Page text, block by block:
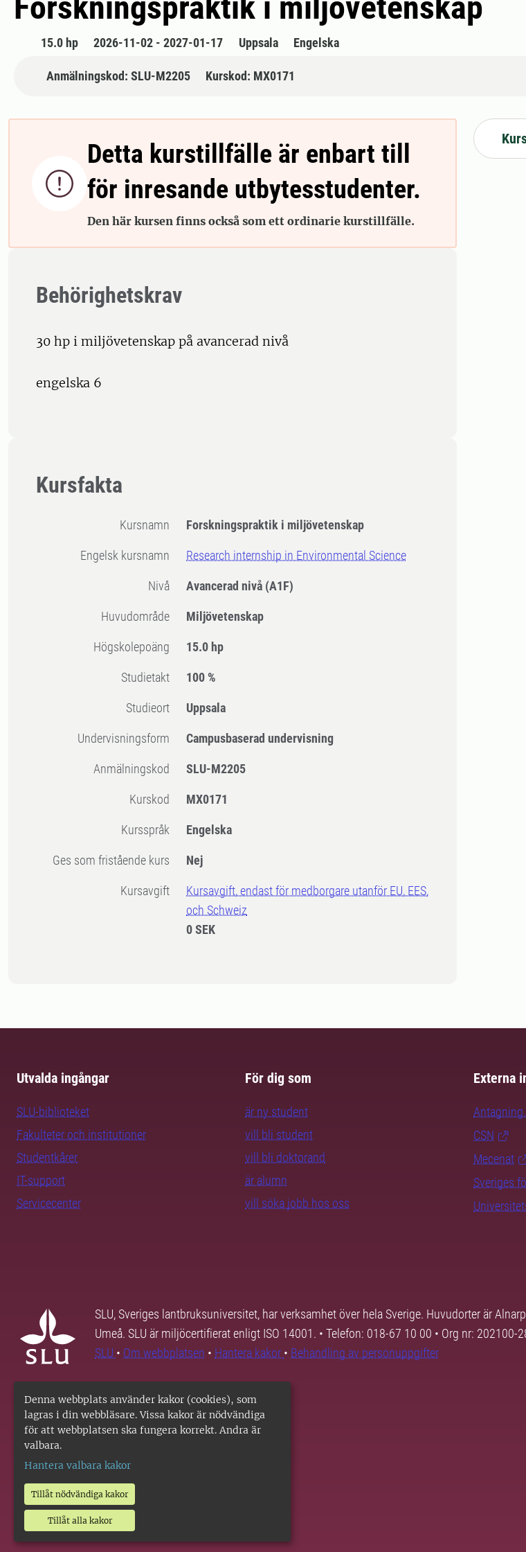
Denna webbplats använder kakor (cookies), som
lagras i din webbläsare. Vissa kakor är nödvändiga
för att webbplatsen ska fungera korrekt. Andra är
valbara.
Hantera valbara kakor
Tillåt nödvändiga kakor
Tillåt alla kakor
15.0 hp 2026-11-02 - 2027-01-17 Uppsala Engelska
Anmälningskod: SLU-M2205 Kurskod: MX0171

Detta kurstillfälle är enbart till
för inresande utbytesstudenter.
Den här kursen finns också som ett ordinarie kurstillfälle.
Behörighetskrav
30 hp i miljövetenskap på avancerad nivå
engelska 6
Kursfakta
Kursnamn Forskningspraktik i miljövetenskap
Engelsk kursnamn Research internship in Environmental Science
Nivå Avancerad nivå (A1F)
Huvudområde Miljövetenskap
högskolepoäng 15.0 hp
Studietakt 100 %
Studieort Uppsala
Undervisningsform Campusbaserad undervisning
Anmälningskod SLU-M2205
Kurskod MX0171
Kursspråk Engelska
Ges som fristående kurs Nej
Kursavgift
Kursavgift, endast för medborgare utanför EU, EES,
och Schweiz
0 SEK
Utvalda ingångar
SLU-biblioteket
Fakulteter och institutioner
Studentkårer
IT-support
Servicecenter
För dig som
är ny student
vill bli student
vill bli doktorand
är alumn
vill söka jobb hos oss
Externa
CSN
Mecenat
Sveriges
SLU, Sveriges lantbruksuniversitet, har verksamhet över hela Sverige. Huvudorter är
Umeå. SLU är miljöcertifierat enligt ISO 14001. • Telefon: 018-67 10 00 • Org nr: 202100-
SLU • Om webbplatsen • Hantera kakor • Behandling av personuppgifter